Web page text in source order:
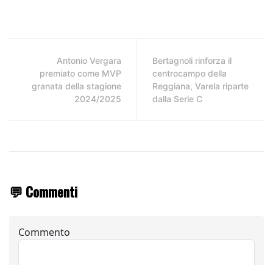
Antonio Vergara
premiato come MVP
granata della stagione
2024/2025
Bertagnoli rinforza il
centrocampo della
Reggiana, Varela riparte
dalla Serie C
💬 Commenti